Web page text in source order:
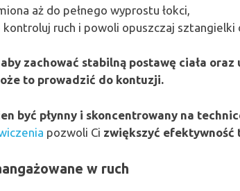
aż do pełnego wyprostu łokci,
ruch i powoli opuszczaj sztangielki
zachować stabilną postawę ciała
to prowadzić do kontuzji.
być płynny i skoncentrowany na
pozwoli Ci zwiększyć efektywność
w ruch